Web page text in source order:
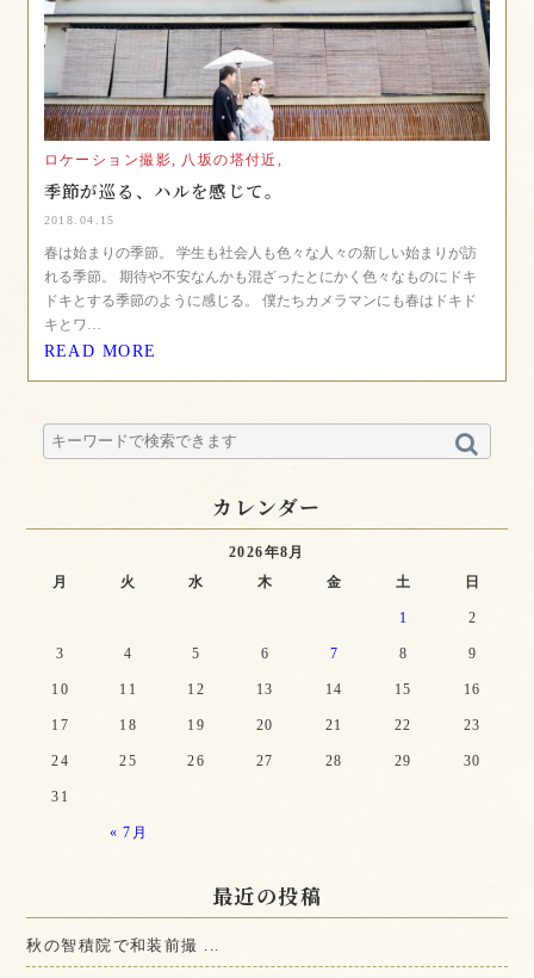
ロケーション撮影, 八坂の塔付近,
季節が巡る、ハルを感じて。
2018.04.15
春は始まりの季節。 学生も社会人も色々な人々の新しい始まりが訪
れる季節。 期待や不安なんかも混ざったとにかく色々なものにドキ
ドキとする季節のように感じる。 僕たちカメラマンにも春はドキド
キとワ…
READ MORE
カレンダー
2026年8月
月
火 水 木 金 土 日
« 7月
1 2
3 4 5 6 7 8 9
10 11 12 13 14 15 16
17 18 19 20 21 22 23
24 25 26 27 28 29 30
31
最近の投稿
秋の智積院で和装前撮 ...